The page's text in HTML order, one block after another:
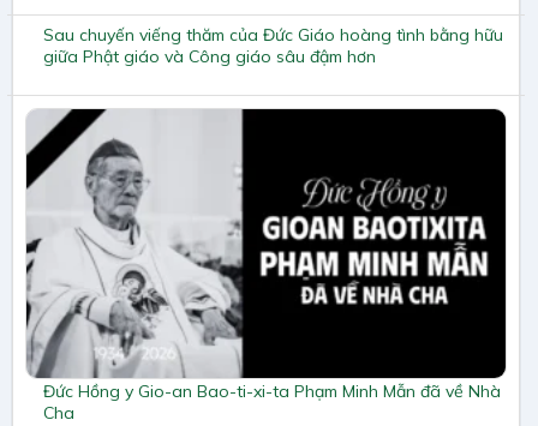
Sau chuyến viếng thăm của Đức Giáo hoàng tình bằng hữu
giữa Phật giáo và Công giáo sâu đậm hơn
Đức Hồng y Gio-an Bao-ti-xi-ta Phạm Minh Mẫn đã về Nhà
Cha